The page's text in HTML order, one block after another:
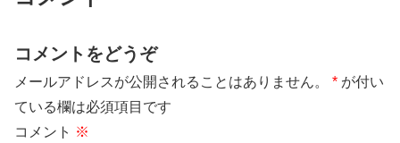
コメントをどうぞ
メールアドレスが公開されることはありません。 * が付い
ている欄は必須項目です
コメント ※